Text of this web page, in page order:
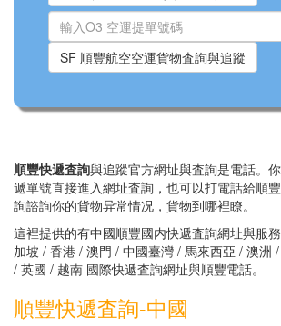
SF 順豐航空空運貨物査詢與追蹤
順豐快遞査詢與追蹤官方網址與査詢是電話。
遞單號直接進入網址査詢，也可以打電話給順
詢諮詢你的貨物异常情况，貨物到哪裡瞭。
這裡提供的有中國順豐國内快遞査詢網址與服
加坡 / 香港 / 澳門 / 中國臺灣 / 馬來西亞 / 澳洲
/ 英國 / 越南 國際快遞査詢網址與順豐電話。
順豐快遞査詢-中國